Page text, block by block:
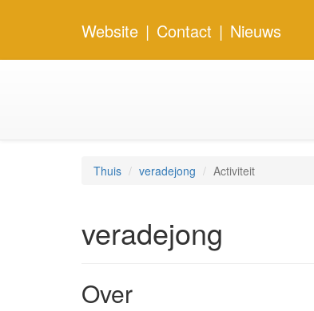
Website | Contact | Nieuws
Thuis veradejong Activiteit
veradejong
Over